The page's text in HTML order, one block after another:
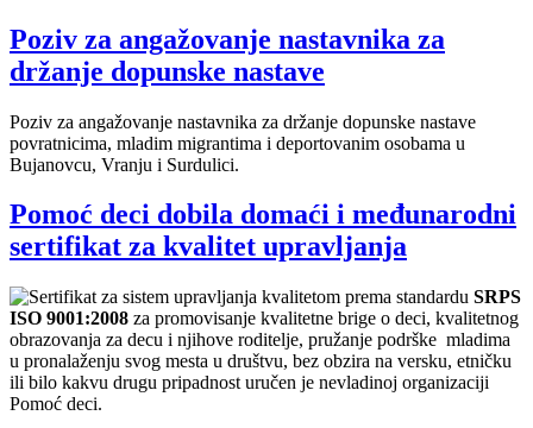
Poziv za angažovanje nastavnika za
držanje dopunske nastave
Poziv za angažovanje nastavnika za držanje dopunske nastave
povratnicima, mladim migrantima i deportovanim osobama u
Bujanovcu, Vranju i Surdulici.
Pomoć deci dobila domaći i međunarodni
sertifikat za kvalitet upravljanja
Sertifikat za sistem upravljanja kvalitetom prema standardu SRPS
ISO 9001:2008 za promovisanje kvalitetne brige o deci, kvalitetnog
obrazovanja za decu i njihove roditelje, pružanje podrške mladima
u pronalaženju svog mesta u društvu, bez obzira na versku, etničku
ili bilo kakvu drugu pripadnost uručen je nevladinoj organizaciji
Pomoć deci.